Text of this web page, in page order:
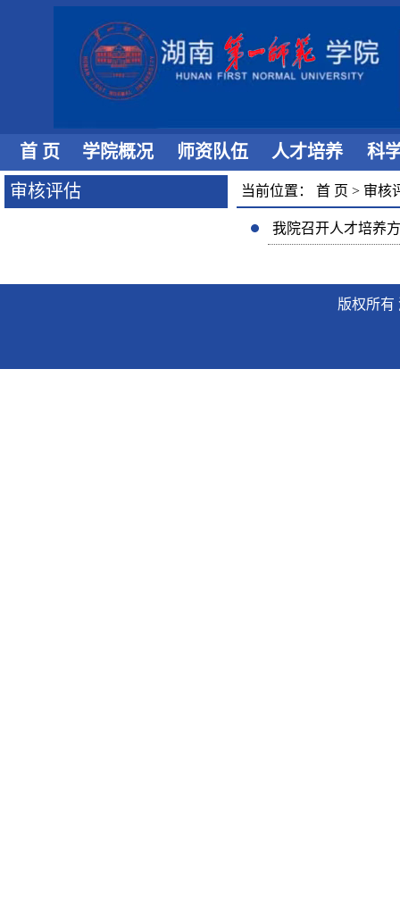
首 页 学院概况 师资队伍 人才培养
科
审核评估
当前位置： 首 页 > 审核
我院召开人才培养
版权所有